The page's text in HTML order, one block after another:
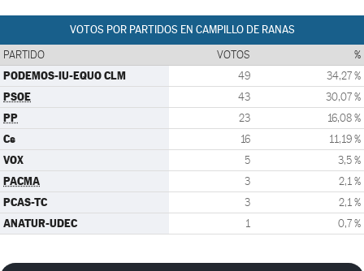
VOTOS POR PARTIDOS EN CAMPILLO DE RANAS
PARTIDO VOTOS %
PODEMOS-IU-EQUO CLM 49 34,27 %
PSOE 43 30,07 %
PP 23 16,08 %
Cs 16 11,19 %
VOX 5 3,5 %
PACMA 3 2,1 %
PCAS-TC 3 2,1 %
ANATUR-UDEC 1 0,7 %